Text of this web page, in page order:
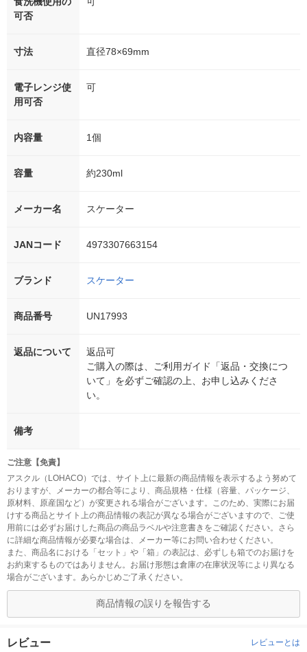
可否
寸法 直径78×69mm
電子レンジ使
用可否
可
内容量 1個
容量 約230ml
メーカー名 スケーター
JANコード 4973307663154
ブランド スケーター
商品番号 UN17993
返品について
返品可
ご購入の際は、ご利用ガイド「返品・交換につ
いて」を必ずご確認の上、お申し込みくださ
い。
備考
ご注意【免責】
アスクル（LOHACO）では、サイト上に最新の商品情報を表示するよう努めて
おりますが、メーカーの都合等により、商品規格・仕様（容量、パッケージ、
原材料、原産国など）が変更される場合がございます。このため、実際にお届
けする商品とサイト上の商品情報の表記が異なる場合がございますので、ご使
用前には必ずお届けした商品の商品ラベルや注意書きをご確認ください。さら
に詳細な商品情報が必要な場合は、メーカー等にお問い合わせください。
また、商品名における「セット」や「箱」の表記は、必ずしも箱でのお届けを
お約束するものではありません。お届け形態は倉庫の在庫状況等により異なる
場合がございます。あらかじめご了承ください。
商品情報の誤りを報告する
レビュー レビューとは